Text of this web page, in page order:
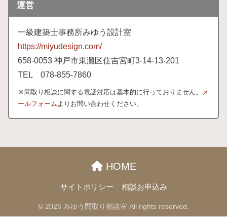
運営
一級建築士事務所みゆう設計室
https://miyudesign.com/
658-0053 神戸市東灘区住吉宮町3-14-13-201
TEL 078-855-7860
※間取り相談に関する電話対応は基本的に行っておりません。
メ
ールフォームよりお問い合わせください。
HOME
サイトポリシー 相談お申込み
© 2026 みゆう間取り相談室 All rights reserved.